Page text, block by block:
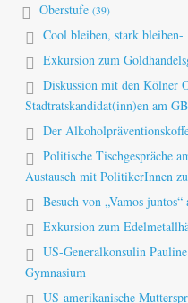
Oberstufe (39)
Cool bleiben, stark
Exkursion zum
Diskussion mit den Kölner
Stadtratskandidat(inn)en am
Der
Politische Tischgespräche
Austausch mit PolitikerInnen
Besuch von „Vamos
Exkursion zum
US-Generalkonsulin
Gymnasium
US-amerikanische